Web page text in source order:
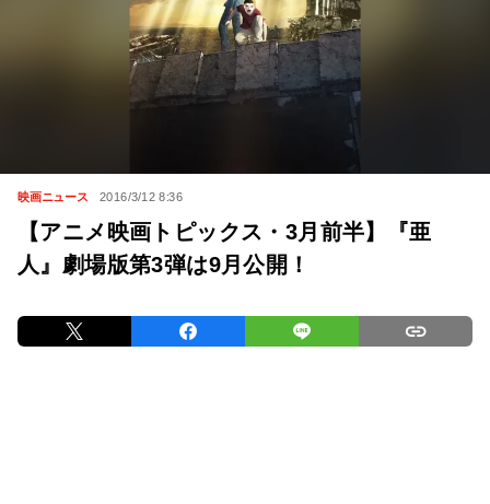
映画ニュース 2016/3/12 8:36
【アニメ映画トピックス・3月前半】『亜
人』劇場版第3弾は9月公開！